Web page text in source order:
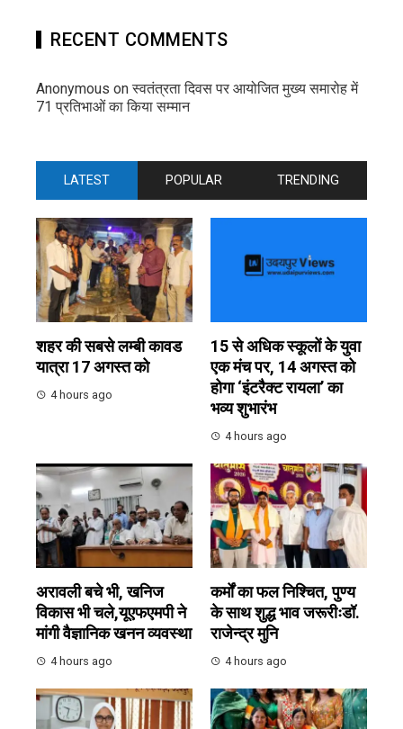
RECENT COMMENTS
Anonymous onस्वतंत्रता दिवस पर आयोजित मुख्य समारोह में
71 प्रतिभाओं का किया सम्मान
LATEST POPULAR TRENDING
शहर की सबसे लम्बी कावड
यात्रा 17 अगस्त को
4 hours ago
15 से अधिक स्कूलों के युवा
एक मंच पर, 14 अगस्त को
होगा ‘इंटरैक्ट रायला’ का
भव्य शुभारंभ
4 hours ago
अरावली बचे भी, खनिज
विकास भी चले,यूएफएमपी ने
मांगी वैज्ञानिक खनन व्यवस्था
4 hours ago
कर्मों का फल निश्चित, पुण्य
के साथ शुद्ध भाव जरूरीःडॉ.
राजेन्द्र मुनि
4 hours ago